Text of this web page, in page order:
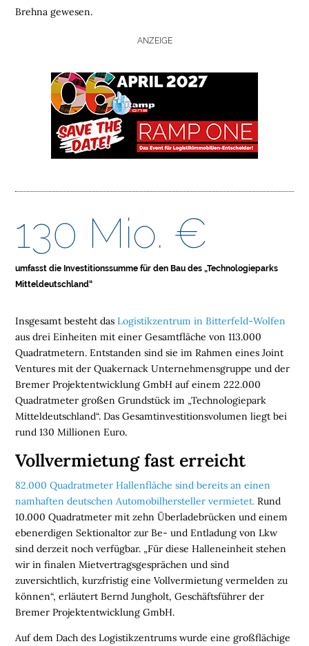
O
L
O
G
I
S
T
M
O
E
N
L
O
G
I
S
I
K
R
E
G
I
O
N
E
N
B
Brehna gewesen.
Insgesamt besteht dasLogistikzentrum in Bitterfeld-Wolfen
aus drei Einheiten mit einer Gesamtfläche von 113.000
Quadratmetern. Entstanden sind sie im Rahmen eines Joint
Ventures mit der Quakernack Unternehmensgruppe und der
Bremer Projektentwicklung GmbH auf einem 222.000
Quadratmeter großen Grundstück im „Technologiepark
Mitteldeutschland“. Das Gesamtinvestitionsvolumen liegt bei
rund 130 Millionen Euro.
Vollvermietung fast erreicht
82.000 Quadratmeter Hallenfläche sind bereits an einen
namhaften deutschen Automobilhersteller vermietet. Rund
10.000 Quadratmeter mit zehn Überladebrücken und einem
ebenerdigen Sektionaltor zur Be- und Entladung von Lkw
sind derzeit noch verfügbar. „Für diese Halleneinheit stehen
wir in finalen Mietvertragsgesprächen und sind
zuversichtlich, kurzfristig eine Vollvermietung vermelden zu
können“, erläutert Bernd Jungholt, Geschäftsführer der
Bremer Projektentwicklung GmbH.
Auf dem Dach des Logistikzentrums wurde eine großflächige
ANZEIGE
130 Mio. €
umfasst die Investitionssumme für den Bau des „Technologieparks
Mitteldeutschland“